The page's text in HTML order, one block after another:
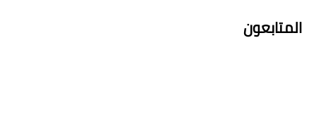
المتابعون